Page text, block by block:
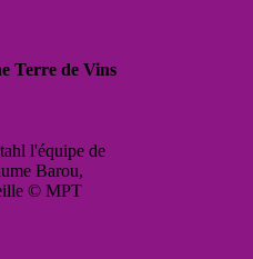
Terre de Vins
l'équipe de
Barou,
© MPT